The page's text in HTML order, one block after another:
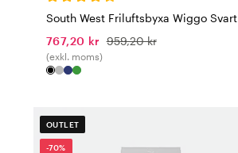
South West Friluftsbyxa Wiggo Svart
767,20 kr 959,20 kr
(exkl. moms)
OUTLET
-70%